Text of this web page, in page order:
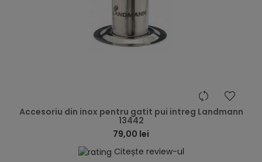
Accesoriu din inox pentru gatit pui intreg Landmann
13442
79,00 lei
Citește review-ul